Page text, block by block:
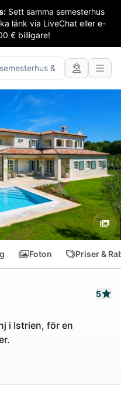
Sett samma semesterhus
länk via LiveChat eller e-
€ billigare!
Foton Priser &
5
i Istrien, för en